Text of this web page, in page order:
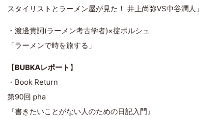
スタイリストとラーメン屋が見た！ 井上尚弥VS中谷潤人」
・渡邊貴詞(ラーメン考古学者)×掟ポルシェ
「ラーメンで時を旅する」
【BUBKAレポート 】
・Book Return
第90回 pha
『書きたいことがない人のための日記入門』